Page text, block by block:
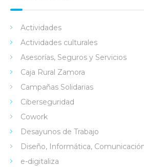
Actividades
Actividades culturales
Asesorías, Seguros y Servicios
Caja Rural Zamora
Campañas Solidarias
Ciberseguridad
Cowork
Desayunos de Trabajo
Diseño, Informática,
e-digitaliza